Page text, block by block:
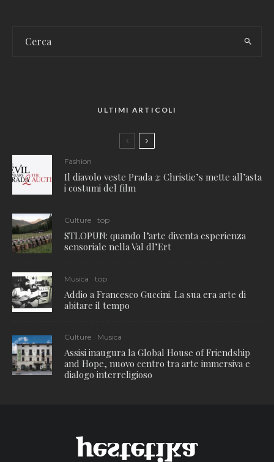
ULTIMI ARTICOLI
Fashion
Il diavolo veste Prada 2: Christie’s mette all’asta
i costumi del film
Culture top
STLOPUN: quando l’arte diventa esperienza
sensoriale nella Val dl’Ert
Musica top
Addio a Francesco Guccini. La sua era arte di
abitare il tempo
Culture Musica
Assisi inaugura la Global House of Friendship
and Hope, nuovo centro tra arte immersiva e
dialogo interreligioso